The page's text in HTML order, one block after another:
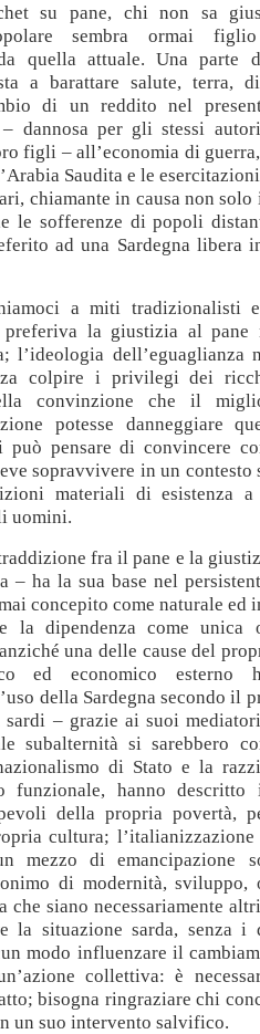
su pane, chi non sa
sembra ormai
quella attuale. Una parte
a barattare salute, terra,
di un reddito nel
dannosa per gli stessi
figli – all’economia di
Saudita e le
chiamante in causa non solo
le sofferenze di popoli
ad una Sardegna libera
a miti tradizionalisti
preferiva la giustizia al pane
l’ideologia dell’eguaglianza
colpire i privilegi dei
convinzione che il
potesse danneggiare
può pensare di convincere
sopravvivere in un contesto
materiali di esistenza a
uomini.
fra il pane e la
– ha la sua base nel
concepito come naturale ed
la dipendenza come unica
una delle cause del
ed economico esterno
della Sardegna secondo il
sardi – grazie ai suoi
subalternità si sarebbero
di Stato e la
funzionale, hanno
della propria povertà,
cultura; l’italianizzazione
mezzo di emancipazione
di modernità, sviluppo,
che siano necessariamente
la situazione sarda, senza
modo influenzare il
collettiva: è
bisogna ringraziare chi
un suo intervento salvifico.